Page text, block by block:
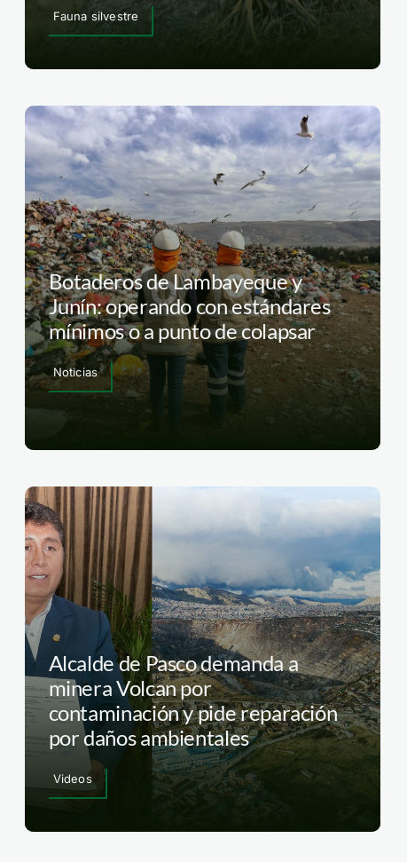
Fauna silvestre
Botaderos de Lambayeque y
Junín: operando con estándares
mínimos o a punto de colapsar
Noticias
Alcalde de Pasco demanda a
minera Volcan por
contaminación y pide reparación
por daños ambientales
Videos